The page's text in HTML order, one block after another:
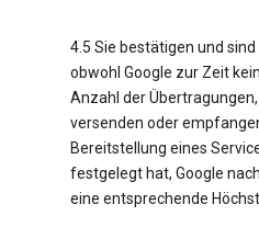
4.5 Sie bestätigen und
obwohl Google zur Zeit
Anzahl der
versenden oder
Bereitstellung eines
festgelegt hat, Google
eine entsprechende